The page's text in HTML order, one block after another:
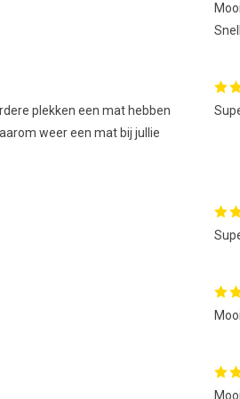
plekken een mat hebben
weer een mat bij jullie